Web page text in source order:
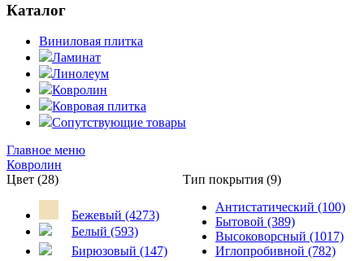
Каталог
Виниловая плитка
Ламинат
Линолеум
Ковролин
Ковровая плитка
Сопутствующие товары
Главное меню
Ковролин
Цвет (28)
Бежевый (4273)
Белый (593)
Бирюзовый (147)
Тип покрытия (9)
Антистатический (100)
Бытовой (389)
Высоковорсный (1017)
Иглопробивной (782)